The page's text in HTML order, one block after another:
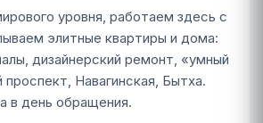
уровня, работаем здесь с
элитные квартиры и дома:
дизайнерский ремонт, «умный
Навагинская, Бытха.
в день обращения.